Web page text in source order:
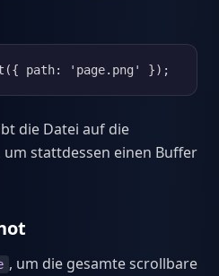
path: 'page.png' });
die Datei auf die
um stattdessen einen Buffer
, um die gesamte scrollbare